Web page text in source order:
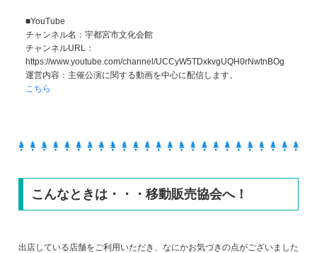
■YouTube
チャンネル名：宇都宮市文化会館
チャンネルURL：
https://www.youtube.com/channel/UCCyW5TDxkvgUQH0rNwtnBOg
運営内容：主催公演に関する動画を中心に配信します。
こちら
こんなときは・・・移動販売協会へ！
出店している店舗をご利用いただき、なにかお気づきの点がございました